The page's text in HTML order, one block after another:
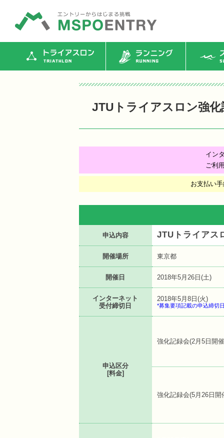
トライアスロン ランニング ス
JTUトライアスロン強化
イン
ご利
お支払い
申込内容 JTUトライアス
開催場所 東京都
開催日 2018年5月26日(土)
インターネット
受付締切日
2018年5月8日(火)
*募集要項記載の申込締切
申込区分
[料金]
強化記録会(2月5日開
強化記録会(5月26日開